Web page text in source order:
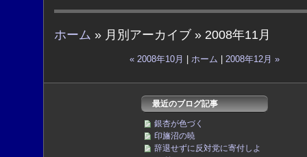
ホーム » 月別アーカイブ » 2008年11月
« 2008年10月 ホーム 2008年12月 »
最近のブログ記事
銀杏が色づく
印旛沼の暁
辞退せずに反対党に寄付しよ